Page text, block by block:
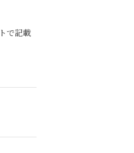
で記載